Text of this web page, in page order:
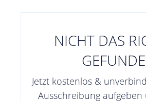
NICHT DAS
Jetzt kostenlos &
Ausschreibung